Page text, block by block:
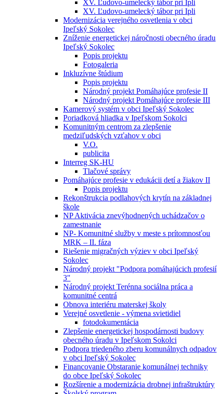
XV. Ľudovo-umelecký tábor pri Ipli
XV. Ľudovo-umelecký tábor pri Ipli
Modernizácia verejného osvetlenia v obci
Ipeľský Sokolec
Zníženie energetickej náročnosti obecného úradu
Ipeľský Sokolec
Popis projektu
Fotogaleria
Inkluzívne štúdium
Popis projektu
Národný projekt Pomáhajúce profesie II
Národný projekt Pomáhajúce profesie III
Kamerový systém v obci Ipeľský Sokolec
Poriadková hliadka v Ipeľskom Sokolci
Komunitným centrom za zlepšenie
medziľudských vzťahov v obci
V.O.
publicita
Interreg SK-HU
Tlačové správy
Pomáhajúce profesie v edukácii detí a žiakov II
Popis projektu
Rekonštrukcia podlahových krytín na základnej
škole
NP Aktivácia znevýhodnených uchádzačov o
zamestnanie
NP- Komunitné služby v meste s prítomnosťou
MRK – II. fáza
Riešenie migračných výziev v obci Ipeľský
Sokolec
Národný projekt "Podpora pomáhajúcich profesií
3"
Národný projekt Terénna sociálna práca a
komunitné centrá
Obnova interiéru materskej školy
Verejné osvetlenie - výmena svietidiel
fotodokumentácia
Zlepšenie energetickej hospodárnosti budovy
obecného úradu v Ipeľskom Sokolci
Podpora triedeného zberu komunálnych odpadov
v obci Ipeľský Sokolec
Financovanie Obstaranie komunálnej techniky
do obce Ipeľský Sokolec
Rozšírenie a modernizácia drobnej infraštruktúry